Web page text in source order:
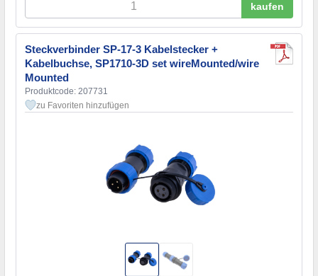
kaufen
Steckverbinder SP-17-3 Kabelstecker +
Kabelbuchse, SP1710-3D set wireMounted/wire
Mounted
Produktcode: 207731
zu Favoriten hinzufügen